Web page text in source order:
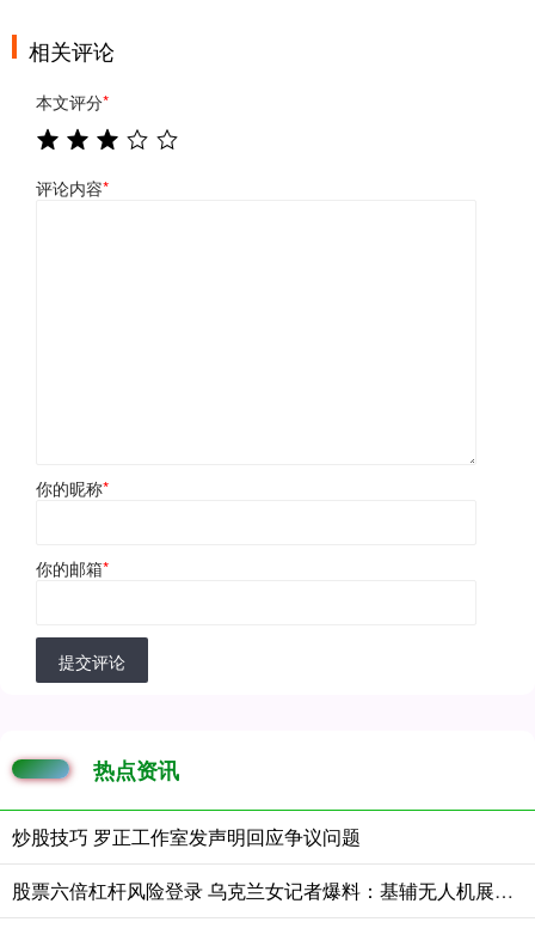
相关评论
本文评分*
评论内容*
你的昵称*
你的邮箱*
提交评论
热点资讯
炒股技巧 罗正工作室发声明回应争议问题
股票六倍杠杆风险登录 乌克兰女记者爆料：基辅无人机展遇袭，伤亡人数远超官方宣布的数字